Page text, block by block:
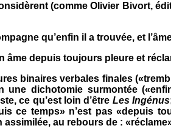
(comme Olivier Bivort,
qu’enfin il a trouvée, et
âme depuis toujours pleure et
binaires verbales finales
une dichotomie surmontée
ce qu’est loin d’être Les Ingénus
ce temps» n’est pas «depuis
assimilée, au rebours de :